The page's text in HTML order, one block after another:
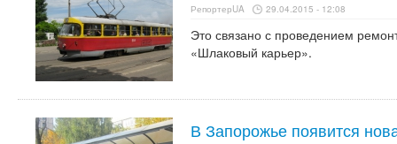
РепортерUA 29.04.2015 - 12:08
Это связано с проведением
«Шлаковый карьер».
В Запорожье появится